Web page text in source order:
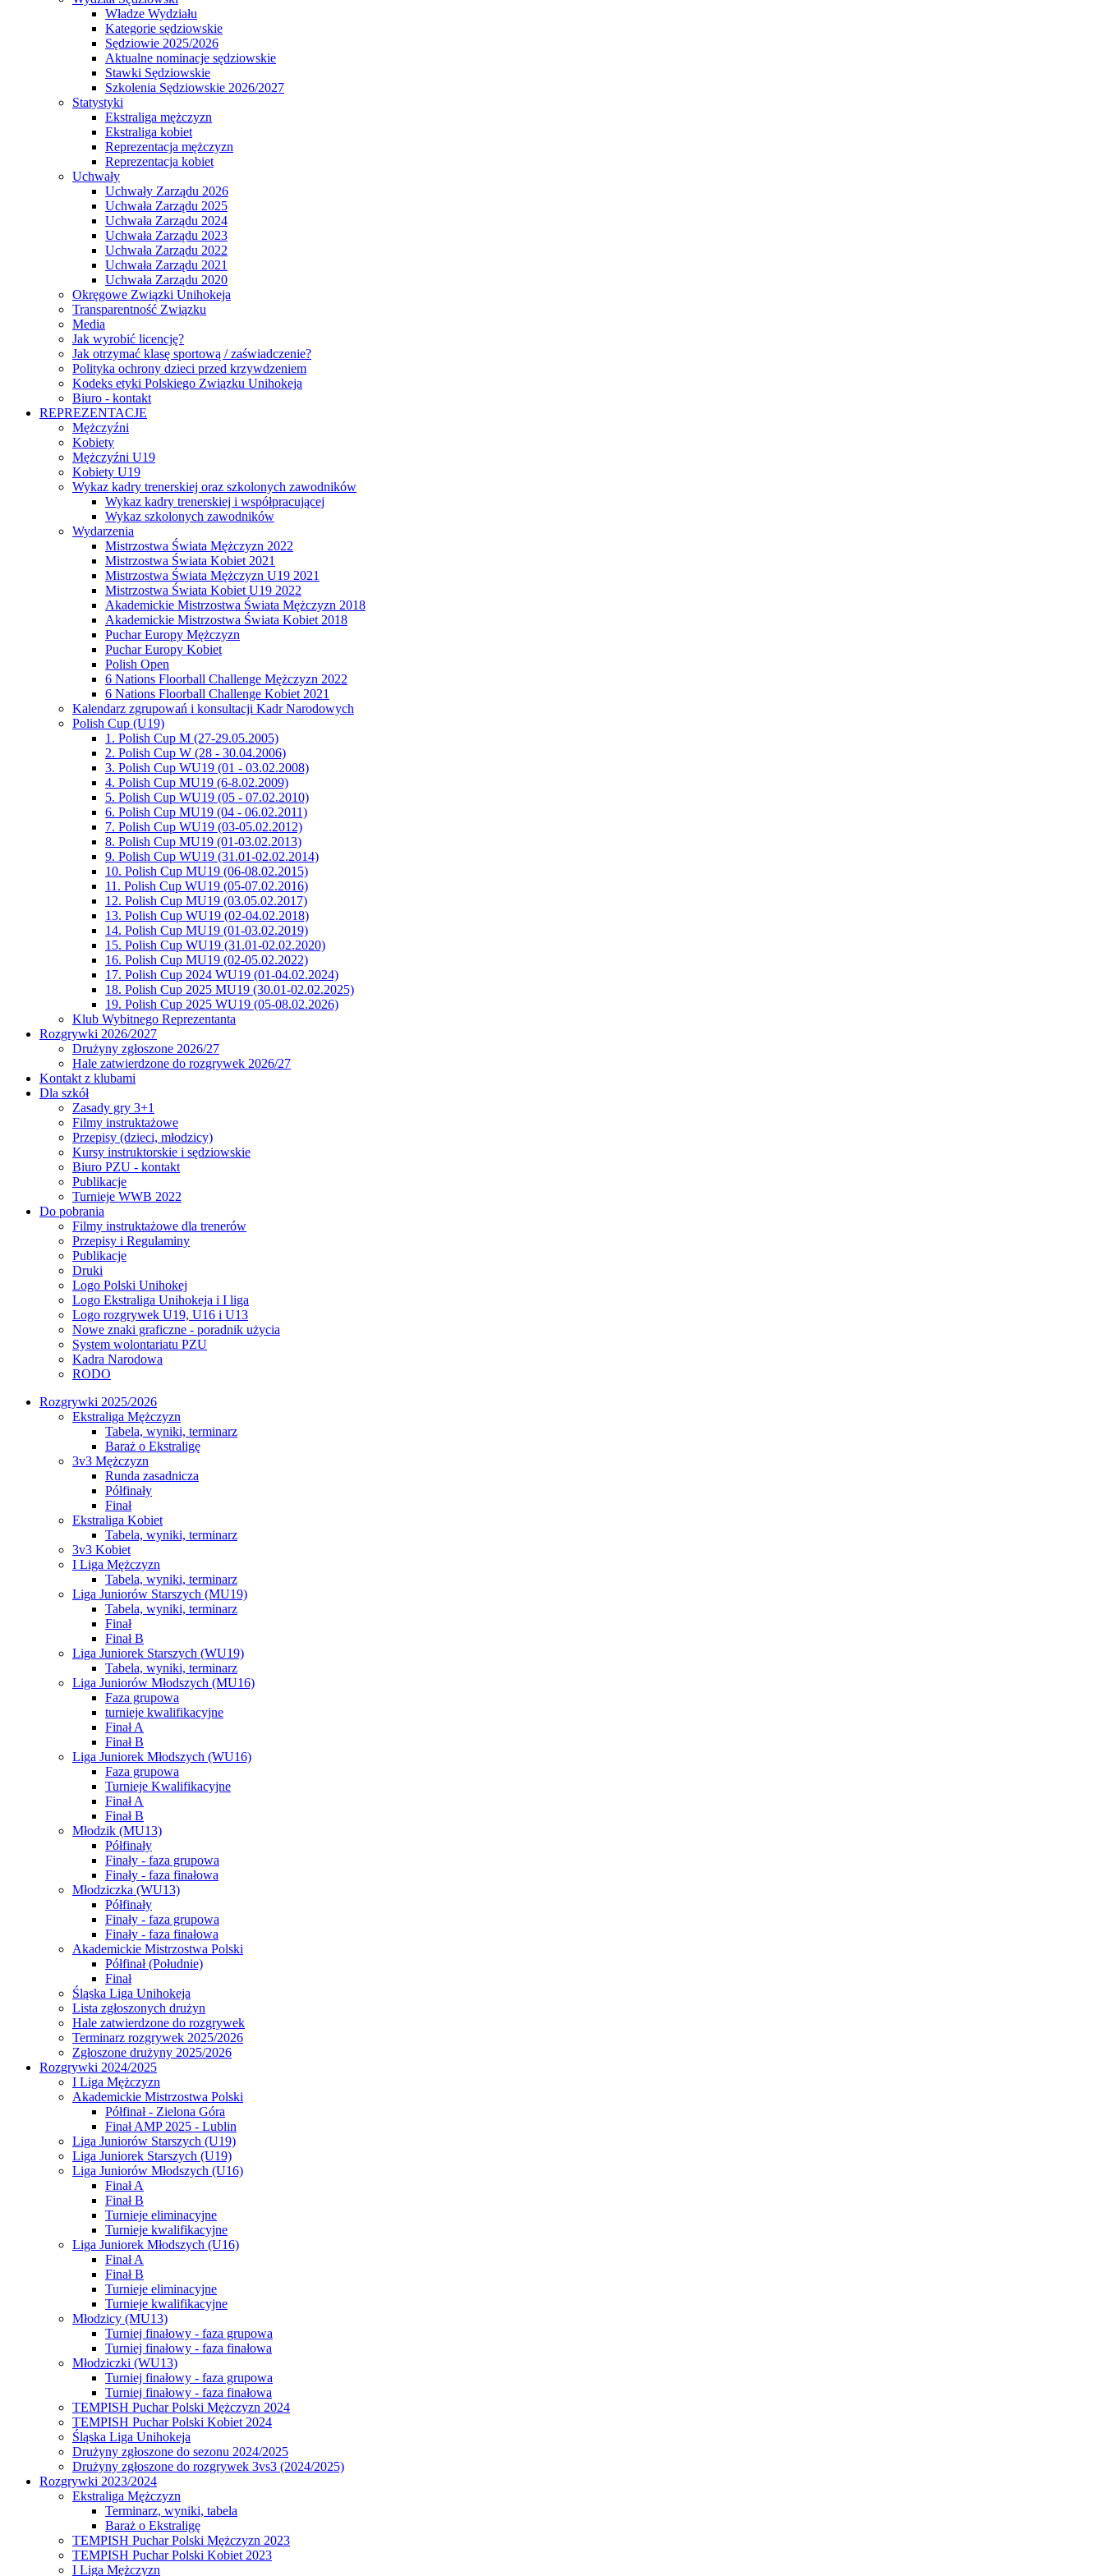
Władze Wydziału
Kategorie sędziowskie
Sędziowie 2025/2026
Aktualne nominacje sędziowskie
Stawki Sędziowskie
Szkolenia Sędziowskie 2026/2027
Statystyki
Ekstraliga mężczyzn
Ekstraliga kobiet
Reprezentacja mężczyzn
Reprezentacja kobiet
Uchwały
Uchwały Zarządu 2026
Uchwała Zarządu 2025
Uchwała Zarządu 2024
Uchwała Zarządu 2023
Uchwała Zarządu 2022
Uchwała Zarządu 2021
Uchwała Zarządu 2020
Okręgowe Związki Unihokeja
Transparentność Związku
Media
Jak wyrobić licencję?
Jak otrzymać klasę sportową / zaświadczenie?
Polityka ochrony dzieci przed krzywdzeniem
Kodeks etyki Polskiego Związku Unihokeja
Biuro - kontakt
REPREZENTACJE
Mężczyźni
Kobiety
Mężczyźni U19
Kobiety U19
Wykaz kadry trenerskiej oraz szkolonych zawodników
Wykaz kadry trenerskiej i współpracującej
Wykaz szkolonych zawodników
Wydarzenia
Mistrzostwa Świata Mężczyzn 2022
Mistrzostwa Świata Kobiet 2021
Mistrzostwa Świata Mężczyzn U19 2021
Mistrzostwa Świata Kobiet U19 2022
Akademickie Mistrzostwa Świata Mężczyzn 2018
Akademickie Mistrzostwa Świata Kobiet 2018
Puchar Europy Mężczyzn
Puchar Europy Kobiet
Polish Open
6 Nations Floorball Challenge Mężczyzn 2022
6 Nations Floorball Challenge Kobiet 2021
Kalendarz zgrupowań i konsultacji Kadr Narodowych
Polish Cup (U19)
1. Polish Cup M (27-29.05.2005)
2. Polish Cup W (28 - 30.04.2006)
3. Polish Cup WU19 (01 - 03.02.2008)
4. Polish Cup MU19 (6-8.02.2009)
5. Polish Cup WU19 (05 - 07.02.2010)
6. Polish Cup MU19 (04 - 06.02.2011)
7. Polish Cup WU19 (03-05.02.2012)
8. Polish Cup MU19 (01-03.02.2013)
9. Polish Cup WU19 (31.01-02.02.2014)
10. Polish Cup MU19 (06-08.02.2015)
11. Polish Cup WU19 (05-07.02.2016)
12. Polish Cup MU19 (03.05.02.2017)
13. Polish Cup WU19 (02-04.02.2018)
14. Polish Cup MU19 (01-03.02.2019)
15. Polish Cup WU19 (31.01-02.02.2020)
16. Polish Cup MU19 (02-05.02.2022)
17. Polish Cup 2024 WU19 (01-04.02.2024)
18. Polish Cup 2025 MU19 (30.01-02.02.2025)
19. Polish Cup 2025 WU19 (05-08.02.2026)
Klub Wybitnego Reprezentanta
Rozgrywki 2026/2027
Drużyny zgłoszone 2026/27
Hale zatwierdzone do rozgrywek 2026/27
Kontakt z klubami
Dla szkół
Zasady gry 3+1
Filmy instruktażowe
Przepisy (dzieci, młodzicy)
Kursy instruktorskie i sędziowskie
Biuro PZU - kontakt
Publikacje
Turnieje WWB 2022
Do pobrania
Filmy instruktażowe dla trenerów
Przepisy i Regulaminy
Publikacje
Druki
Logo Polski Unihokej
Logo Ekstraliga Unihokeja i I liga
Logo rozgrywek U19, U16 i U13
Nowe znaki graficzne - poradnik użycia
System wolontariatu PZU
Kadra Narodowa
RODO
Rozgrywki 2025/2026
Ekstraliga Mężczyzn
Tabela, wyniki, terminarz
Baraż o Ekstraligę
3v3 Mężczyzn
Runda zasadnicza
Półfinały
Finał
Ekstraliga Kobiet
Tabela, wyniki, terminarz
3v3 Kobiet
I Liga Mężczyzn
Tabela, wyniki, terminarz
Liga Juniorów Starszych (MU19)
Tabela, wyniki, terminarz
Finał
Finał B
Liga Juniorek Starszych (WU19)
Tabela, wyniki, terminarz
Liga Juniorów Młodszych (MU16)
Faza grupowa
turnieje kwalifikacyjne
Finał A
Finał B
Liga Juniorek Młodszych (WU16)
Faza grupowa
Turnieje Kwalifikacyjne
Finał A
Finał B
Młodzik (MU13)
Półfinały
Finały - faza grupowa
Finały - faza finałowa
Młodziczka (WU13)
Półfinały
Finały - faza grupowa
Finały - faza finałowa
Akademickie Mistrzostwa Polski
Półfinał (Południe)
Finał
Śląska Liga Unihokeja
Lista zgłoszonych drużyn
Hale zatwierdzone do rozgrywek
Terminarz rozgrywek 2025/2026
Zgłoszone drużyny 2025/2026
Rozgrywki 2024/2025
I Liga Mężczyzn
Akademickie Mistrzostwa Polski
Półfinał - Zielona Góra
Finał AMP 2025 - Lublin
Liga Juniorów Starszych (U19)
Liga Juniorek Starszych (U19)
Liga Juniorów Młodszych (U16)
Finał A
Finał B
Turnieje eliminacyjne
Turnieje kwalifikacyjne
Liga Juniorek Młodszych (U16)
Finał A
Finał B
Turnieje eliminacyjne
Turnieje kwalifikacyjne
Młodzicy (MU13)
Turniej finałowy - faza grupowa
Turniej finałowy - faza finałowa
Młodziczki (WU13)
Turniej finałowy - faza grupowa
Turniej finałowy - faza finałowa
TEMPISH Puchar Polski Mężczyzn 2024
TEMPISH Puchar Polski Kobiet 2024
Śląska Liga Unihokeja
Drużyny zgłoszone do sezonu 2024/2025
Drużyny zgłoszone do rozgrywek 3vs3 (2024/2025)
Rozgrywki 2023/2024
Ekstraliga Mężczyzn
Terminarz, wyniki, tabela
Baraż o Ekstraligę
TEMPISH Puchar Polski Mężczyzn 2023
TEMPISH Puchar Polski Kobiet 2023
I Liga Mężczyzn